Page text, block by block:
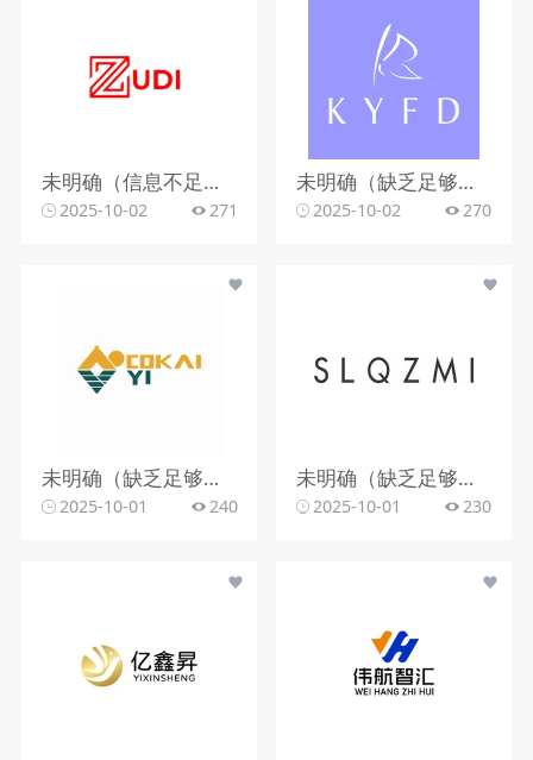
未明确（信息不足判断）
2025-10-02 271
未明确（缺乏足够信息判断 ）
2025-10-02 270
未明确（缺乏足够信息判断 ）
2025-10-01 240
未明确（缺乏足够信息判断 ）
2025-10-01 230